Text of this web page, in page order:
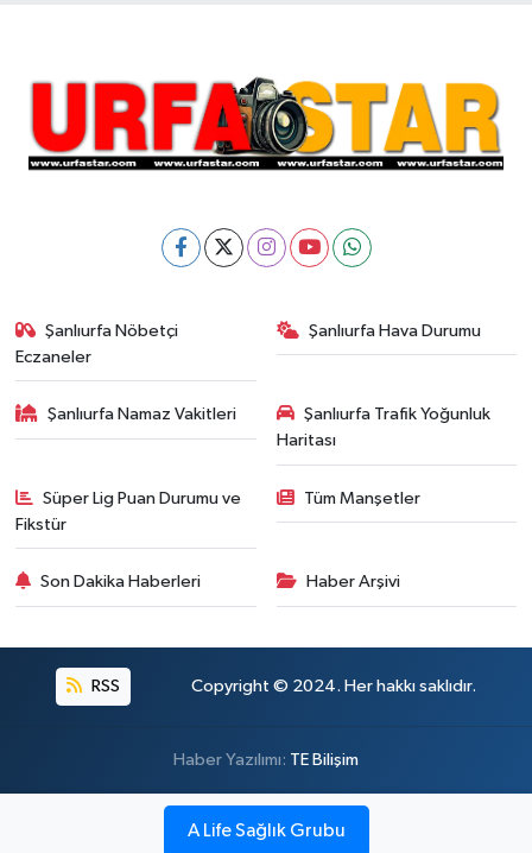
Şanlıurfa Nöbetçi
Eczaneler
Şanlıurfa Hava Durumu
Şanlıurfa Namaz Vakitleri
Şanlıurfa Trafik Yoğunluk
Haritası
Süper Lig Puan Durumu ve
Fikstür
Tüm Manşetler
Son Dakika Haberleri Haber Arşivi
RSS Copyright © 2024. Her hakkı saklıdır.
Haber Yazılımı: TE Bilişim
A Life Sağlık Grubu